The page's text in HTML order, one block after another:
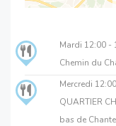
Mardi 12:00 -
Chemin du
Mercredi
QUARTIER
bas de